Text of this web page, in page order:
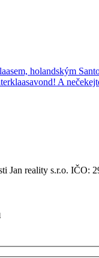
holandským
A
Jan reality s.r.o. IČO: